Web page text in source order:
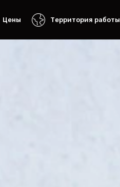
Цены Территория работы